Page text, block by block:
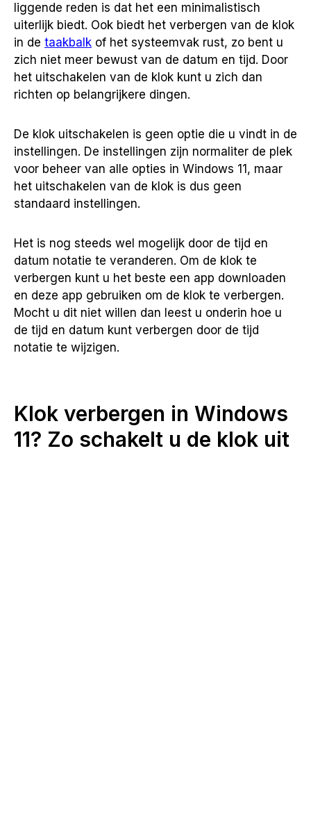
liggende reden is dat het een minimalistisch
uiterlijk biedt. Ook biedt het verbergen van de klok
in de taakbalk of het systeemvak rust, zo bent u
zich niet meer bewust van de datum en tijd. Door
het uitschakelen van de klok kunt u zich dan
richten op belangrijkere dingen.
De klok uitschakelen is geen optie die u vindt in de
instellingen. De instellingen zijn normaliter de plek
voor beheer van alle opties in Windows 11, maar
het uitschakelen van de klok is dus geen
standaard instellingen.
Het is nog steeds wel mogelijk door de tijd en
datum notatie te veranderen. Om de klok te
verbergen kunt u het beste een app downloaden
en deze app gebruiken om de klok te verbergen.
Mocht u dit niet willen dan leest u onderin hoe u
de tijd en datum kunt verbergen door de tijd
notatie te wijzigen.
Klok verbergen in Windows
11? Zo schakelt u de klok uit